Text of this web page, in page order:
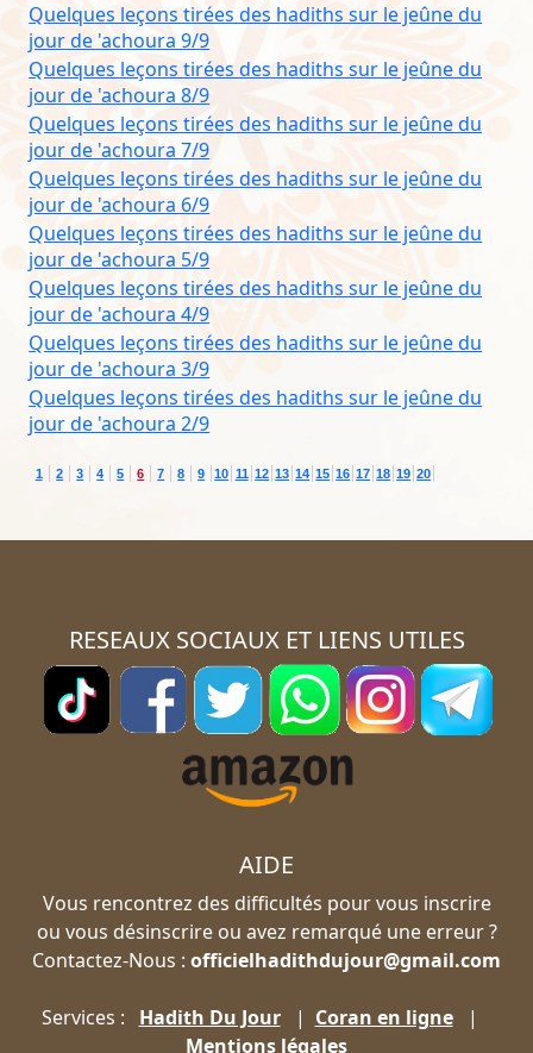
Quelques leçons tirées des hadiths sur le jeûne du
jour de 'achoura 9/9
Quelques leçons tirées des hadiths sur le jeûne du
jour de 'achoura 8/9
Quelques leçons tirées des hadiths sur le jeûne du
jour de 'achoura 7/9
Quelques leçons tirées des hadiths sur le jeûne du
jour de 'achoura 6/9
Quelques leçons tirées des hadiths sur le jeûne du
jour de 'achoura 5/9
Quelques leçons tirées des hadiths sur le jeûne du
jour de 'achoura 4/9
Quelques leçons tirées des hadiths sur le jeûne du
jour de 'achoura 3/9
Quelques leçons tirées des hadiths sur le jeûne du
jour de 'achoura 2/9
1 2 3 4 5 6 7 8 9 10 11 12 13 14 15 16 17 18 19 20
RESEAUX SOCIAUX ET LIENS UTILES
AIDE
Vous rencontrez des difficultés pour vous inscrire
ou vous désinscrire ou avez remarqué une erreur ?
Contactez-Nous : officielhadithdujour@gmail.com
Services : Hadith Du Jour| Coran en ligne|
Mentions légales